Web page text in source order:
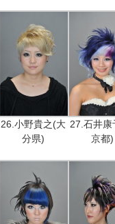
26.小野貴之(大
分県)
27.石井康
京都)